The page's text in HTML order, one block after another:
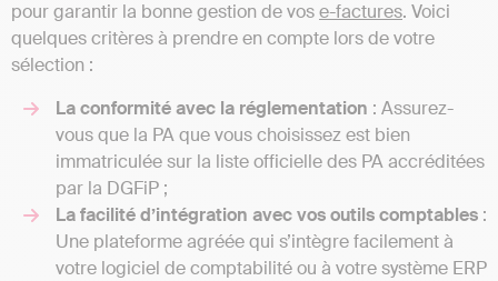
pour garantir la bonne gestion de vose-factures. Voici
quelques critères à prendre en compte lors de votre
sélection :
La conformité avec la réglementation : Assurez-
vous que la PA que vous choisissez est bien
immatriculée sur la liste officielle des PA accréditées
par la DGFiP ;
La facilité d’intégration avec vos outils comptables :
Une plateforme agréée qui s’intègre facilement à
votre logiciel de comptabilité ou à votre système ERP